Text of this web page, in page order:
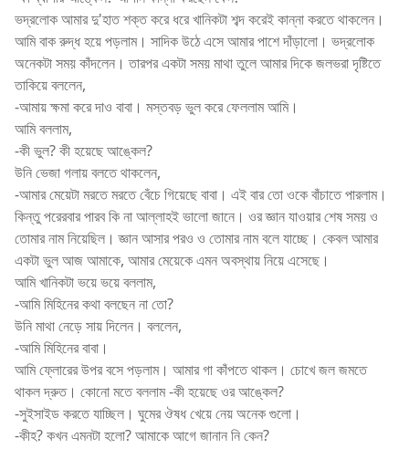
ভদ্রলোক আমার দু'হাত শক্ত করে ধরে খানিকটা শব্দ করেই কান্না করতে থাকলেন।
আমি বাক রুদ্ধ হয়ে পড়লাম। সাদিক উঠে এসে আমার পাশে দাঁড়ালো। ভদ্রলোক
অনেকটা সময় কাঁদলেন। তারপর একটা সময় মাথা তুলে আমার দিকে জলভরা দৃষ্টিতে
তাকিয়ে বললেন,
-আমায় ক্ষমা করে দাও বাবা। মস্তবড় ভুল করে ফেললাম আমি।
আমি বললাম,
-কী ভুল? কী হয়েছে আঙ্কেল?
উনি ভেজা গলায় বলতে থাকলেন,
-আমার মেয়েটা মরতে মরতে বেঁচে গিয়েছে বাবা। এই বার তো ওকে বাঁচাতে পারলাম।
কিন্তু পরেরবার পারব কি না আল্লাহই ভালো জানে। ওর জ্ঞান যাওয়ার শেষ সময় ও
তোমার নাম নিয়েছিল। জ্ঞান আসার পরও ও তোমার নাম বলে যাচ্ছে। কেবল আমার
একটা ভুল আজ আমাকে, আমার মেয়েকে এমন অবস্থায় নিয়ে এসেছে।
আমি খানিকটা ভয়ে ভয়ে বললাম,
-আমি মিহিনের কথা বলছেন না তো?
উনি মাথা নেড়ে সায় দিলেন। বললেন,
-আমি মিহিনের বাবা।
আমি ফ্লোরের উপর বসে পড়লাম। আমার গা কাঁপতে থাকল। চোখে জল জমতে
থাকল দ্রুত। কোনো মতে বললাম -কী হয়েছে ওর আঙ্কেল?
-সুইসাইড করতে যাচ্ছিল। ঘুমের ঔষধ খেয়ে নেয় অনেক গুলো।
-কীহ? কখন এমনটা হলো? আমাকে আগে জানান নি কেন?